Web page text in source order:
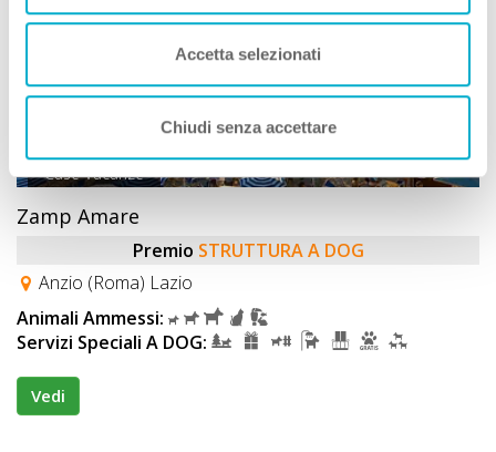
Accetta selezionati
Chiudi senza accettare
Case Vacanze
Zamp Amare
Premio STRUTTURA A DOG
Anzio (Roma) Lazio
Animali Ammessi:
Servizi Speciali A DOG:
Vedi